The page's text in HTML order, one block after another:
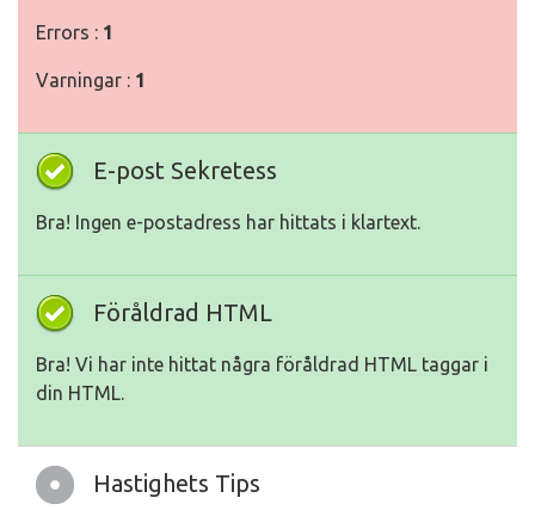
Errors : 1
Varningar : 1
E-post Sekretess
Bra! Ingen e-postadress har hittats i klartext.
Föråldrad HTML
Bra! Vi har inte hittat några föråldrad HTML taggar i
din HTML.
Hastighets Tips